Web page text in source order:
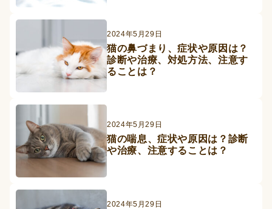
2024年5月29日
猫の鼻づまり、症状や原因は？
診断や治療、対処方法、注意す
ることは？
2024年5月29日
猫の喘息、症状や原因は？診断
や治療、注意することは？
2024年5月29日